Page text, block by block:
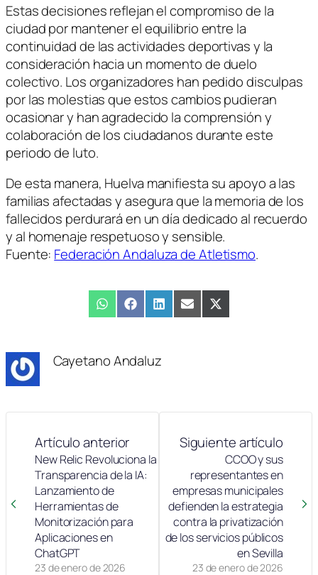
Estas decisiones reflejan el compromiso de la
ciudad por mantener el equilibrio entre la
continuidad de las actividades deportivas y la
consideración hacia un momento de duelo
colectivo. Los organizadores han pedido disculpas
por las molestias que estos cambios pudieran
ocasionar y han agradecido la comprensión y
colaboración de los ciudadanos durante este
periodo de luto.
De esta manera, Huelva manifiesta su apoyo a las
familias afectadas y asegura que la memoria de los
fallecidos perdurará en un día dedicado al recuerdo
y al homenaje respetuoso y sensible.
Fuente: Federación Andaluza de Atletismo.
Compartir
en
WhatsAppCompartir
en
FacebookCompartir
en
LinkedInCompartir
en
EmailCompartir
en
X
(Twitter)
Cayetano Andaluz
Artículo anterior
23 de enero de 2026
New Relic Revoluciona la
Transparencia de la IA:
Lanzamiento de
Herramientas de
Monitorización para
Aplicaciones en
ChatGPT
Siguiente artículo
23 de enero de 2026
CCOO y sus
representantes en
empresas municipales
defienden la estrategia
contra la privatización
de los servicios públicos
en Sevilla